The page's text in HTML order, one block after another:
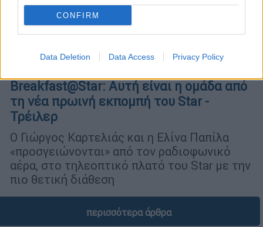
CONFIRM
Data Deletion Data Access Privacy Policy
Breakfast@Star: Αυτή είναι η ομάδα από
τη νέα πρωινή εκπομπή του Star -
Τρέιλερ
Ο Γιώργος Καρτελιάς και η Ελίνα Παπίλα
«προσγειώνονται» από τον ραδιοφωνικό
αέρα, στο τηλεοπτικό πλατό του Star με την
πιο θετική διάθεση
περισσότερα άρθρα